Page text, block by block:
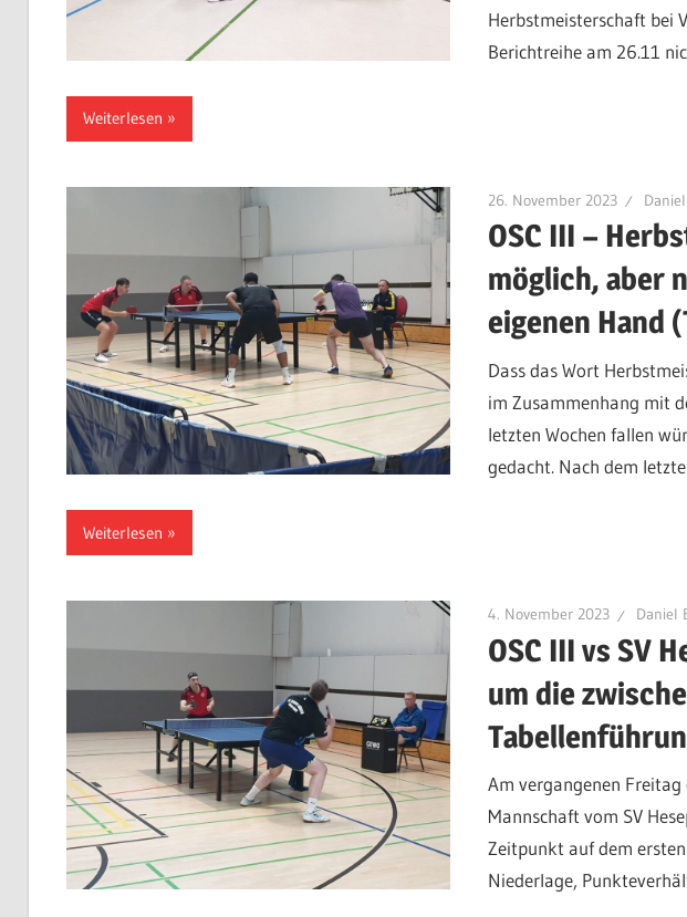
Herbstmeisterschaft bei
Berichtreihe am 26.11
Weiterlesen
26. November 2023
OSC III –
möglich, aber
eigenen Hand
Dass das Wort
im Zusammenhang mit
letzten Wochen fallen
gedacht. Nach dem
Weiterlesen
4. November 2023 Daniel
OSC III vs SV
um die
Am vergangenen
Mannschaft vom SV
Zeitpunkt auf dem
Niederlage,